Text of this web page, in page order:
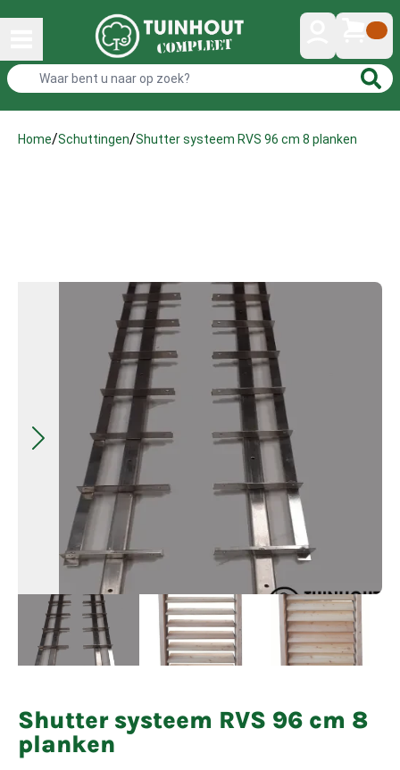
Home/Schuttingen/Shutter systeem RVS 96 cm 8 planken
Shutter systeem RVS 96 cm 8
planken